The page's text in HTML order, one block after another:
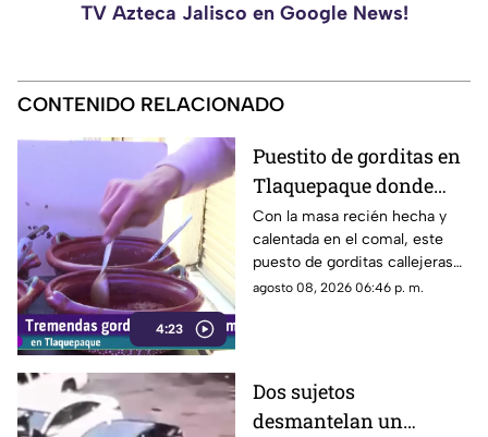
TV Azteca Jalisco en Google News!
CONTENIDO RELACIONADO
4:23
Puestito de gorditas en
Tlaquepaque donde
una nunca es suficiente
Con la masa recién hecha y
calentada en el comal, este
puesto de gorditas callejeras
en Tlaquepaque promete
agosto 08, 2026 06:46 p. m.
Dos sujetos
desmantelan un